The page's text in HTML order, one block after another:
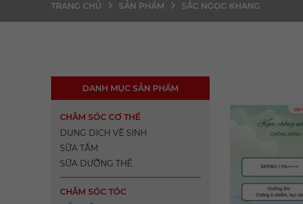
TRANG CHỦ SẢN PHẨM SẮC NGỌC KHANG
DANH MỤC SẢN PHẨM
CHĂM SÓC CƠ THỂ
DUNG DỊCH VỆ SINH
SỮA TẮM
SỮA DƯỠNG THỂ
CHĂM SÓC TÓC